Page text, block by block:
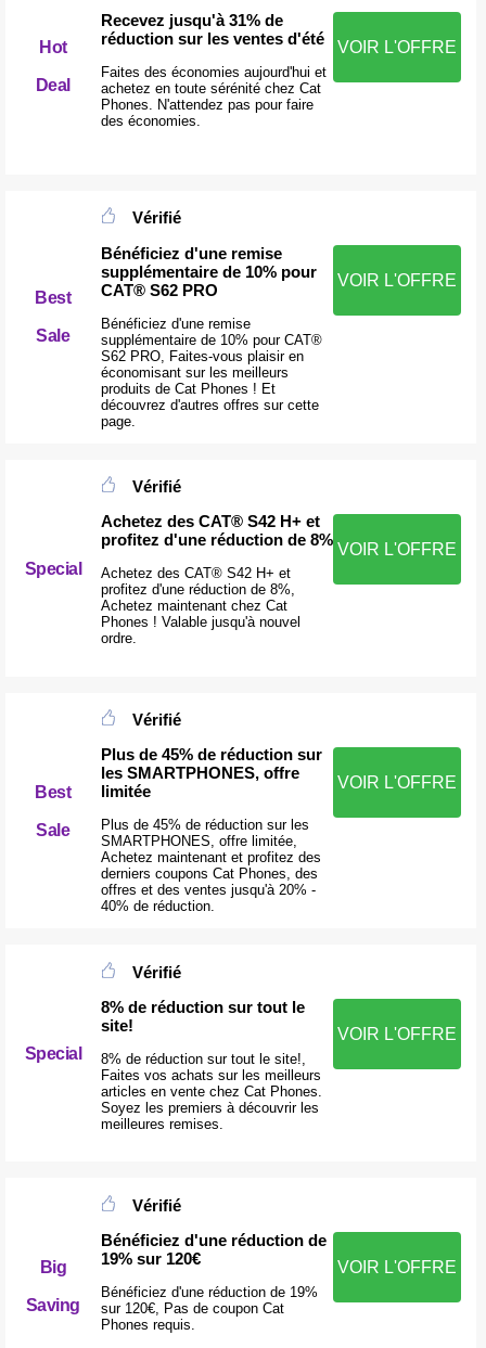
Hot
Deal
Recevez jusqu'à 31% de
réduction sur les ventes d'été
Faites des économies aujourd'hui et
achetez en toute sérénité chez Cat
Phones. N'attendez pas pour faire
des économies.
VOIR L'OFFRE
Best
Sale
Vérifié
Bénéficiez d'une remise
supplémentaire de 10% pour
CAT® S62 PRO
Bénéficiez d'une remise
supplémentaire de 10% pour CAT®
S62 PRO, Faites-vous plaisir en
économisant sur les meilleurs
produits de Cat Phones ! Et
découvrez d'autres offres sur cette
page.
VOIR L'OFFRE
Special
Vérifié
Achetez des CAT® S42 H+ et
profitez d'une réduction de 8%
Achetez des CAT® S42 H+ et
profitez d'une réduction de 8%,
Achetez maintenant chez Cat
Phones ! Valable jusqu'à nouvel
ordre.
VOIR L'OFFRE
Best
Sale
Vérifié
Plus de 45% de réduction sur
les SMARTPHONES, offre
limitée
Plus de 45% de réduction sur les
SMARTPHONES, offre limitée,
Achetez maintenant et profitez des
derniers coupons Cat Phones, des
offres et des ventes jusqu'à 20% -
40% de réduction.
VOIR L'OFFRE
Special
Vérifié
8% de réduction sur tout le
site!
8% de réduction sur tout le site!,
Faites vos achats sur les meilleurs
articles en vente chez Cat Phones.
Soyez les premiers à découvrir les
meilleures remises.
VOIR L'OFFRE
Big
Saving
Vérifié
Bénéficiez d'une réduction de
19% sur 120€
Bénéficiez d'une réduction de 19%
sur 120€, Pas de coupon Cat
Phones requis.
VOIR L'OFFRE